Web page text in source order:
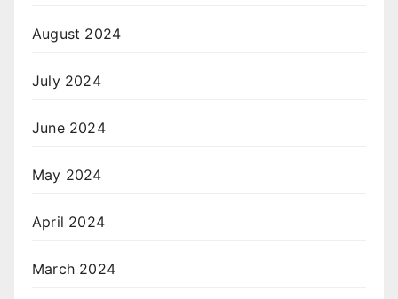
August 2024
July 2024
June 2024
May 2024
April 2024
March 2024